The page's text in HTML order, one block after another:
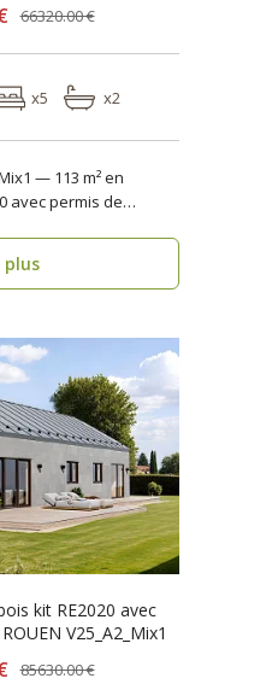
66320.00 €
x5 x2
— 113 m² en
avec permis de
plus
kit RE2020 avec
V25_A2_Mix1
85630.00 €